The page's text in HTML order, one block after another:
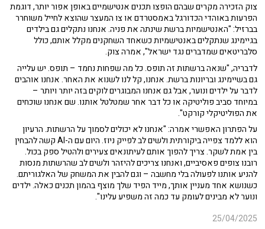
צוק הזכירה מקרים שבהם הופצו תכנים אנטישמיים באופן אפור יותר, דוגמת
הפרעות באוהדי הכדורגל באמסטרדם או צו המעצר שהוצא לחייל משוחרר
בברזיל: "האנטישמיות ברשת שינתה את פניה. אנחנו נתקלים גם בילדים
בגיימינג שנתקלים באנטישמיות כשאחד השחקנים מקלל אותם, כולל
סלבריטאים שמדברים נגד ישראל", אמרה צוק.
לדבריה, "שנאה ברשתות זה תופס. כל מה שפחות נחמד – תופס. יש עלייה
גם בשיימינג ובריונות ברשת. אנחנו, קל לנו לשנוא את האחר. אנחנו אוהבים
לדבר על ילדים ונוער, אבל גם אנחנו המבוגרים לוקים בזה יותר ויותר –
במיוחד סביב פוליטיקה או כל דבר אחר שמטלטל אותנו. שם אנחנו שוכחים
את הפוליטיקלי קורקט".
על הפתרון האפשרי אמרה: "אנחנו לא יכולים לסמוך על הרשתות. הרעיון
הוא ללמד צפייה ביקורתית ולשים לב לפייק ניוז. היום עם ה-AI קשה להבחין
בין אמת לשקר. צריך להפוך אותם לעיתונאים צעירים ולהטיל ספק בכול.
רובנו צופים פאסיביים, ואנחנו צריכים להיזהר ולשים לב שהרשתות מנסות
להניע אותנו לפעולה בלי מחשבה – וגם להבין את המשחק של האלגוריתם.
כשנושא אחד מעניין אותך, מייד הפיד שלך מוצף בהמון תכנים כאלה. ילדים
ונוער לא מבינים לעומק עד כמה זה משפיע עלינו".
25/04/2025